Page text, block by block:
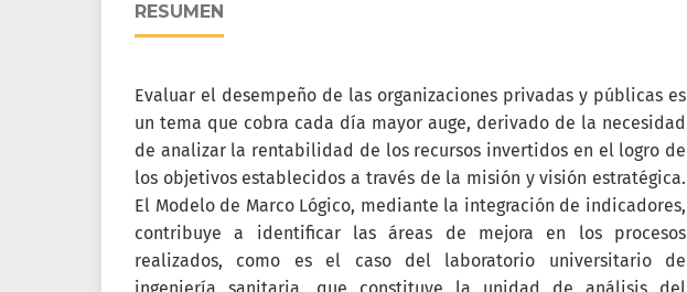
RESUMEN
Evaluar el desempeño de las organizaciones privadas y públicas es
un tema que cobra cada día mayor auge, derivado de la necesidad
de analizar la rentabilidad de los recursos invertidos en el logro de
los objetivos establecidos a través de la misión y visión estratégica.
El Modelo de Marco Lógico, mediante la integración de indicadores,
contribuye a identificar las áreas de mejora en los procesos
realizados, como es el caso del laboratorio universitario de